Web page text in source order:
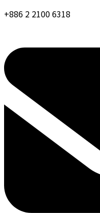
+886 2 2100 6318